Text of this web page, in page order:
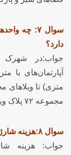
سوال ۷: چه
دارد؟
جواب:در شهرک
متری) تا
مجموعه ۷۲ پلاک ویلا می‌شوند.
سوال ۸:هزینه شارژ سالیانه چگونه تعیین می‌شود؟
جواب: هزینه